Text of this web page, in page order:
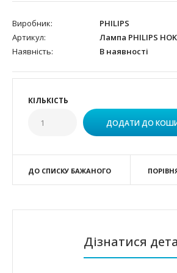
Виробник:
PHILIPS
Артикул:
Лампа PHILIPS
Наявність:
В наявності
КІЛЬКІСТЬ
ДО СПИСКУ БАЖАНОГО
Дізнатися